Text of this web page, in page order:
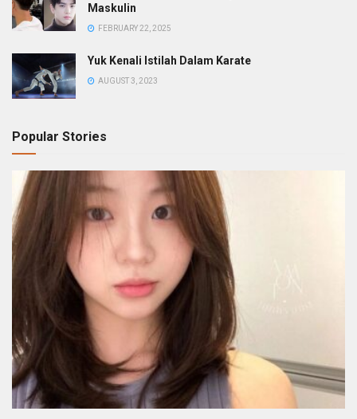
Maskulin
FEBRUARY 22, 2025
Yuk Kenali Istilah Dalam Karate
AUGUST 3, 2023
Popular Stories